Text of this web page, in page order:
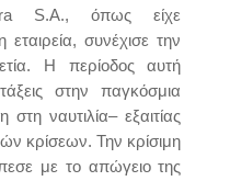
S.A., όπως είχε
συνέχισε την
Η περίοδος αυτή
στην παγκόσμια
στη ναυτιλία– εξαιτίας
κρίσεων. Την κρίσιμη
με το απώγειο της